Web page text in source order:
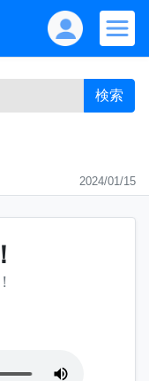
検索
2024/01/15
！
!